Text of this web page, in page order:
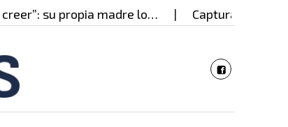
propia madre lo… Capturado en Cali